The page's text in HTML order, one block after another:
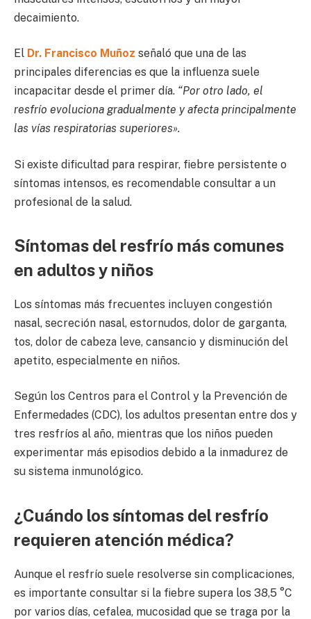
decaimiento.
El Dr. Francisco Muñoz señaló que una de las
principales diferencias es que la influenza suele
incapacitar desde el primer día. “Por otro lado, el
resfrío evoluciona gradualmente y afecta principalmente
las vías respiratorias superiores».
Si existe dificultad para respirar, fiebre persistente o
síntomas intensos, es recomendable consultar a un
profesional de la salud.
Síntomas del resfrío más comunes
en adultos y niños
Los síntomas más frecuentes incluyen congestión
nasal, secreción nasal, estornudos, dolor de garganta,
tos, dolor de cabeza leve, cansancio y disminución del
apetito, especialmente en niños.
Según los Centros para el Control y la Prevención de
Enfermedades (CDC), los adultos presentan entre dos y
tres resfríos al año, mientras que los niños pueden
experimentar más episodios debido a la inmadurez de
su sistema inmunológico.
¿Cuándo los síntomas del resfrío
requieren atención médica?
Aunque el resfrío suele resolverse sin complicaciones,
es importante consultar si la fiebre supera los 38,5 °C
por varios días, cefalea, mucosidad que se traga por la